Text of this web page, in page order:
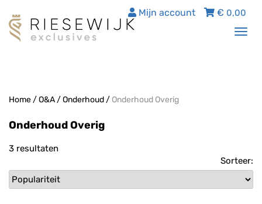
€ 0,00
Mijn account
Home/O&A/Onderhoud/ Onderhoud Overig
Onderhoud Overig
3 resultaten
Sorteer: